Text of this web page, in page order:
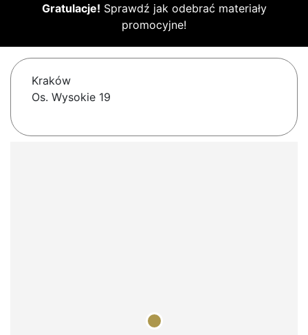
Gratulacje! Sprawdź jak odebrać materiały
promocyjne!
Kraków
Os. Wysokie 19